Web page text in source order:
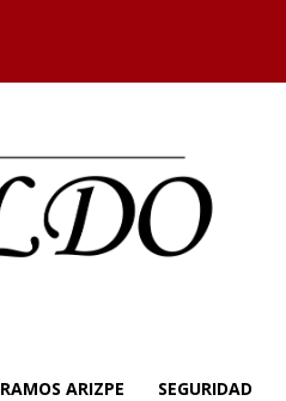
RAMOS ARIZPE SEGURIDAD